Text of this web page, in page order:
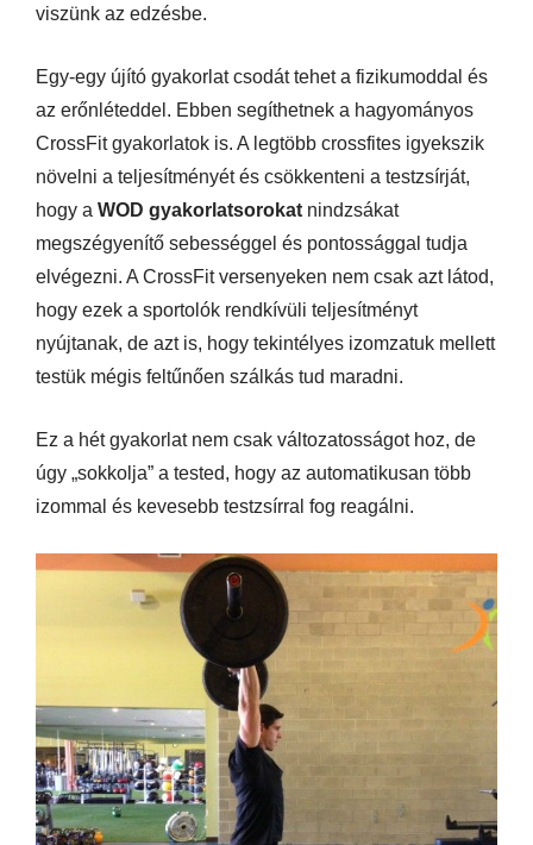
viszünk az edzésbe.
Egy-egy újító gyakorlat csodát tehet a fizikumoddal és
az erőnléteddel. Ebben segíthetnek a hagyományos
CrossFit gyakorlatok is. A legtöbb crossfites igyekszik
növelni a teljesítményét és csökkenteni a testzsírját,
hogy a WOD gyakorlatsorokat nindzsákat
megszégyenítő sebességgel és pontossággal tudja
elvégezni. A CrossFit versenyeken nem csak azt látod,
hogy ezek a sportolók rendkívüli teljesítményt
nyújtanak, de azt is, hogy tekintélyes izomzatuk mellett
testük mégis feltűnően szálkás tud maradni.
Ez a hét gyakorlat nem csak változatosságot hoz, de
úgy „sokkolja” a tested, hogy az automatikusan több
izommal és kevesebb testzsírral fog reagálni.